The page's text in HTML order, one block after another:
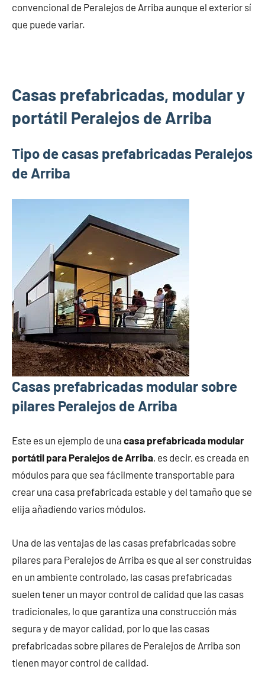
convencional de Peralejos de Arriba aunque el exterior sí
que puede variar.
Casas prefabricadas, modular y
portátil Peralejos de Arriba
Tipo de casas prefabricadas Peralejos
de Arriba
Casas prefabricadas modular sobre
pilares Peralejos de Arriba
Este es un ejemplo de una casa prefabricada modular
portátil para Peralejos de Arriba, es decir, es creada en
módulos para que sea fácilmente transportable para
crear una casa prefabricada estable y del tamaño que se
elija añadiendo varios módulos.
Una de las ventajas de las casas prefabricadas sobre
pilares para Peralejos de Arriba es que al ser construidas
en un ambiente controlado, las casas prefabricadas
suelen tener un mayor control de calidad que las casas
tradicionales, lo que garantiza una construcción más
segura y de mayor calidad, por lo que las casas
prefabricadas sobre pilares de Peralejos de Arriba son
tienen mayor control de calidad.